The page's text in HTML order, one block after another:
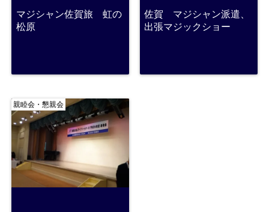
マジシャン佐賀旅 虹の
松原
佐賀 マジシャン派遣、
出張マジックショー
親睦会・懇親会